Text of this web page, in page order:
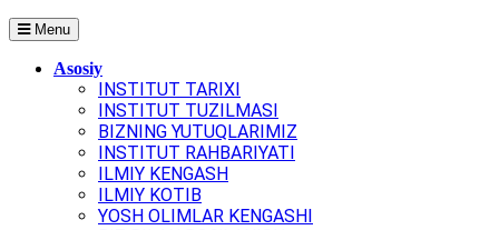
Menu
Asosiy
INSTITUT TARIXI
INSTITUT TUZILMASI
BIZNING YUTUQLARIMIZ
INSTITUT RAHBARIYATI
ILMIY KENGASH
ILMIY KOTIB
YOSH OLIMLAR KENGASHI